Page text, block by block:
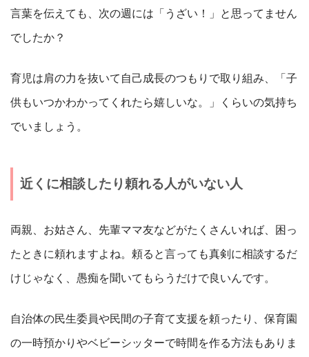
言葉を伝えても、次の週には「うざい！」と思ってません
でしたか？
育児は肩の力を抜いて自己成長のつもりで取り組み、「子
供もいつかわかってくれたら嬉しいな。」くらいの気持ち
でいましょう。
近くに相談したり頼れる人がいない人
両親、お姑さん、先輩ママ友などがたくさんいれば、困っ
たときに頼れますよね。頼ると言っても真剣に相談するだ
けじゃなく、愚痴を聞いてもらうだけで良いんです。
自治体の民生委員や民間の子育て支援を頼ったり、保育園
の一時預かりやベビーシッターで時間を作る方法もありま